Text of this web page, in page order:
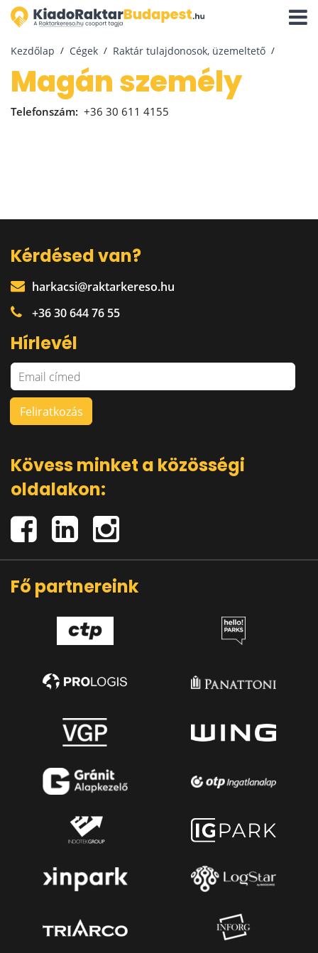
Kezdőlap Cégek Raktár tulajdonosok, üzemeltető
Magán személy
Telefonszám: +36 30 611 4155
Kérdésed van?
harkacsi@raktarkereso.hu
+36 30 644 76 55
Hírlevél
Kövess minket a közösségi
oldalakon:
Fő partnereink